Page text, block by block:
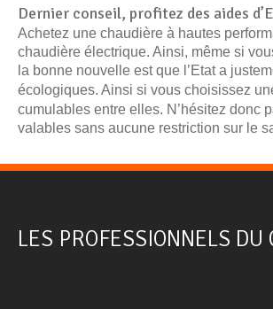
Dernier conseil, profitez des aides
Achetez une chaudière à hautes
chaudière électrique. Ainsi, même si
la bonne nouvelle est que l’Etat a
écologiques. Ainsi si vous choisissez
cumulables entre elles. N’hésitez donc
valables sans aucune restriction sur le
LES PROFESSIONNELS DU